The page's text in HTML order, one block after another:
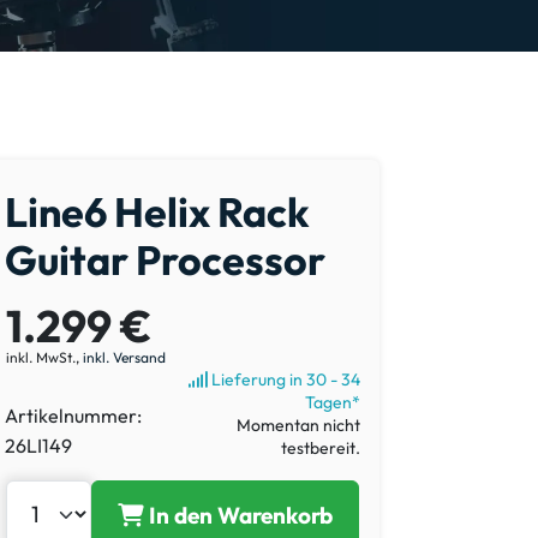
Line6 Helix Rack
Guitar Processor
1.299 €
inkl. MwSt., inkl. Versand
Artikelnummer:
26LI149
Lieferung in 30 - 34
Tagen*
Momentan nicht
testbereit.
In den Warenkorb